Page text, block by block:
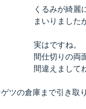
くるみが綺麗
まいりました
実はですね。
間仕切りの両
間違えまして
ツの倉庫まで引き取